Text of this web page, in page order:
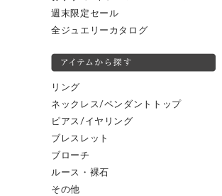
週末限定セール
全ジュエリーカタログ
リング
ネックレス/ペンダントトップ
ピアス/イヤリング
ブレスレット
ブローチ
ルース・裸石
その他